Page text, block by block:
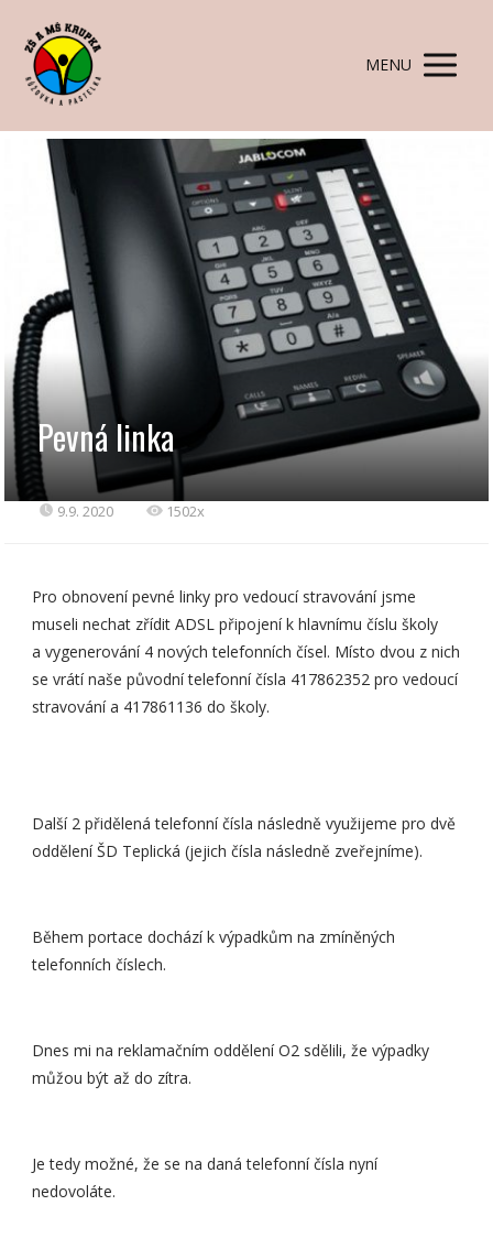
MENU
Pevná linka
9.9. 2020 1502x
Pro obnovení pevné linky pro vedoucí stravování jsme
museli nechat zřídit ADSL připojení k hlavnímu číslu školy
a vygenerování 4 nových telefonních čísel. Místo dvou z nich
se vrátí naše původní telefonní čísla 417862352 pro vedoucí
stravování a 417861136 do školy.
Další 2 přidělená telefonní čísla následně využijeme pro dvě
oddělení ŠD Teplická (jejich čísla následně zveřejníme).
Během portace dochází k výpadkům na zmíněných
telefonních číslech.
Dnes mi na reklamačním oddělení O2 sdělili, že výpadky
můžou být až do zítra.
Je tedy možné, že se na daná telefonní čísla nyní
nedovoláte.